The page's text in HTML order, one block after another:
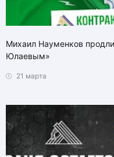
Михаил Науменков
Юлаевым»
21 марта